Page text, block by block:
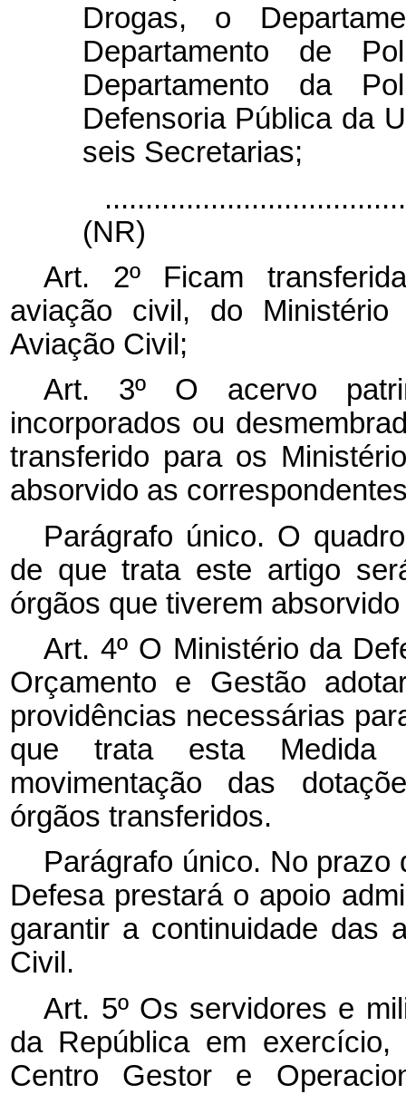
Drogas, o
Departamento de
Departamento da
Defensoria Pública da
seis Secretarias;
(NR)
Art. 2º Ficam
aviação civil, do
Aviação Civil;
Art. 3º O acervo
incorporados ou
transferido para os
absorvido as
Parágrafo único. O
de que trata este artigo
órgãos que tiverem
Art. 4º O Ministério da
Orçamento e Gestão
providências necessárias
que trata esta Medida
movimentação das
órgãos transferidos.
Parágrafo único. No
Defesa prestará o apoio
garantir a continuidade das
Civil.
Art. 5º Os servidores e
da República em
Centro Gestor e